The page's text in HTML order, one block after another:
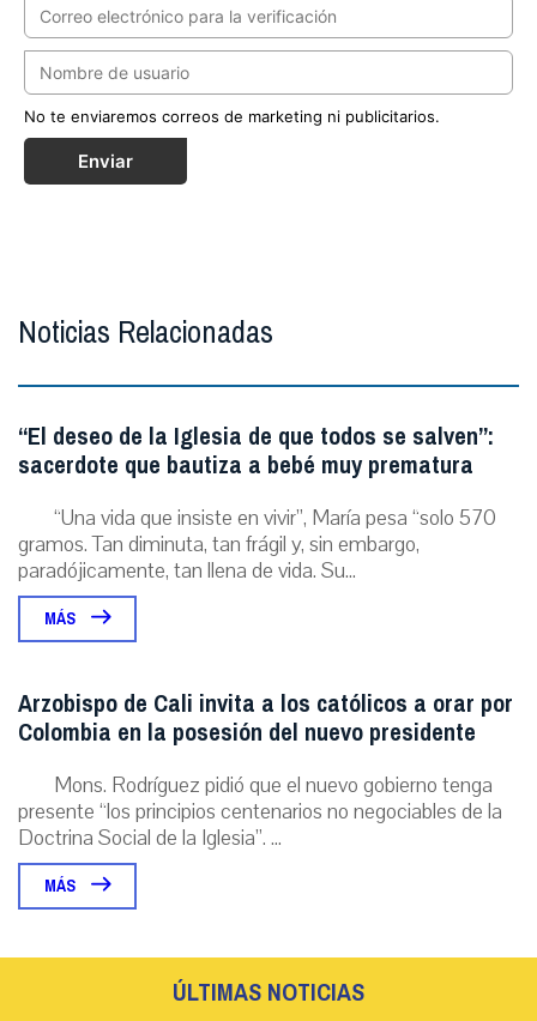
No te enviaremos correos de marketing ni publicitarios.
Enviar
Noticias Relacionadas
“El deseo de la Iglesia de que todos se salven”:
sacerdote que bautiza a bebé muy prematura
“Una vida que insiste en vivir”, María pesa “solo 570
gramos. Tan diminuta, tan frágil y, sin embargo,
paradójicamente, tan llena de vida. Su...
MÁS
Arzobispo de Cali invita a los católicos a orar por
Colombia en la posesión del nuevo presidente
Mons. Rodríguez pidió que el nuevo gobierno tenga
presente “los principios centenarios no negociables de la
Doctrina Social de la Iglesia”. ...
MÁS
ÚLTIMAS NOTICIAS